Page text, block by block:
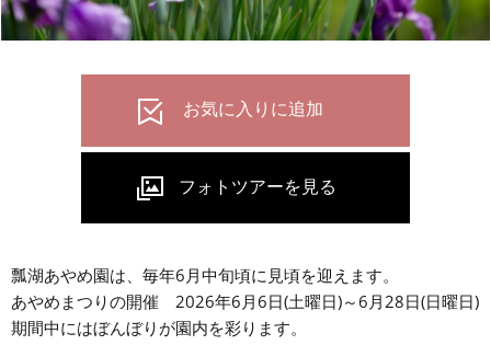
瓢湖あやめ園は、毎年6月中旬頃に見頃を迎えます。
あやめまつりの開催 2026年6月6日(土曜日)～6月28日(日曜日)
期間中にはぼんぼりが園内を彩ります。